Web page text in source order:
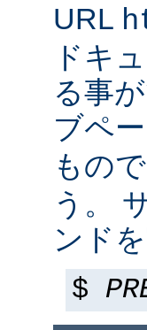
URL
ドキ
る事
ブペ
もの
う。
ンド
$